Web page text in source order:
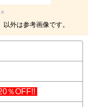
外は参考画像です。
％OFF!!